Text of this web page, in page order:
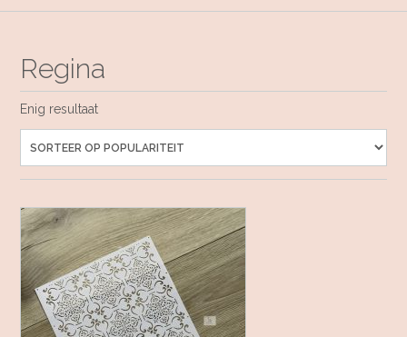
Regina
Enig resultaat